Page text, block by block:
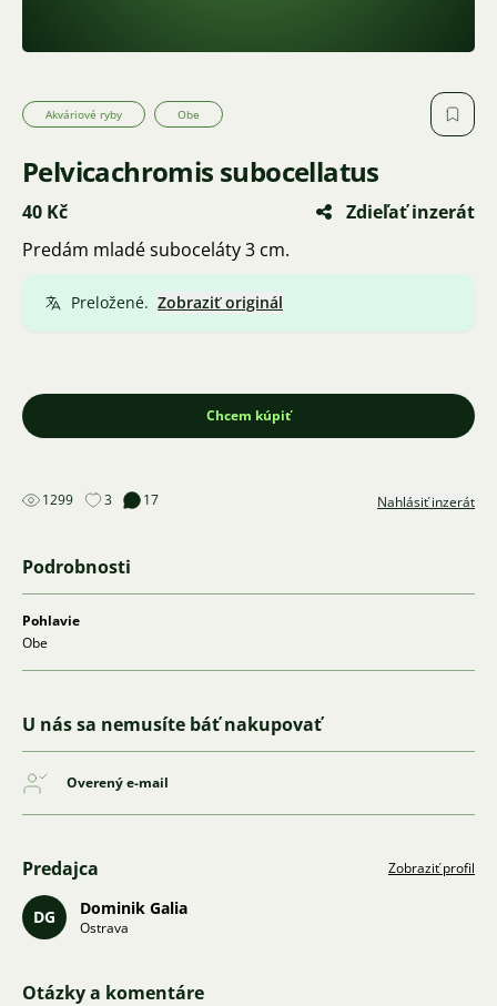
Akváriové ryby Obe
Pelvicachromis subocellatus
40 Kč
Zdieľať inzerát
Predám mladé suboceláty 3 cm.
Preložené. Zobraziť originál
Chcem kúpiť
1299 3 17 Nahlásiť inzerát
Podrobnosti
Pohlavie
Obe
U nás sa nemusíte báť nakupovať
Overený e-mail
Predajca Zobraziť profil
DG Dominik Galia
Ostrava
Otázky a komentáre